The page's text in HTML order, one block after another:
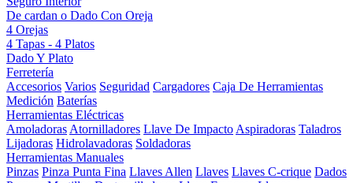
De cardan o Dado Con Oreja
4 Orejas
4 Tapas - 4 Platos
Dado Y Plato
Ferretería
Accesorios Varios Seguridad Cargadores Caja De Herramientas
Medición Baterías
Herramientas Eléctricas
Amoladoras Atornilladores Llave De Impacto Aspiradoras Taladros
Lijadoras Hidrolavadoras Soldadoras
Herramientas Manuales
Pinzas Pinza Punta Fina Llaves Allen Llaves Llaves C-crique Dados